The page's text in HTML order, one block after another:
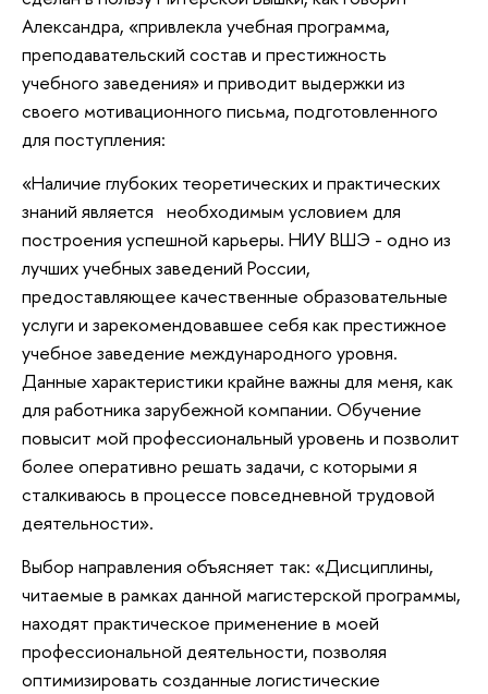
Александра, «привлекла учебная программа,
преподавательский состав и престижность
учебного заведения» и приводит выдержки из
своего мотивационного письма, подготовленного
для поступления:
«Наличие глубоких теоретических и практических
знаний является необходимым условием для
построения успешной карьеры. НИУ ВШЭ - одно из
лучших учебных заведений России,
предоставляющее качественные образовательные
услуги и зарекомендовавшее себя как престижное
учебное заведение международного уровня.
Данные характеристики крайне важны для меня, как
для работника зарубежной компании. Обучение
повысит мой профессиональный уровень и позволит
более оперативно решать задачи, с которыми я
сталкиваюсь в процессе повседневной трудовой
деятельности».
Выбор направления объясняет так: «Дисциплины,
читаемые в рамках данной магистерской программы,
находят практическое применение в моей
профессиональной деятельности, позволяя
оптимизировать созданные логистические